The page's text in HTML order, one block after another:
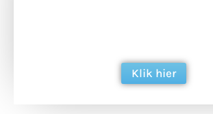
Klik hier